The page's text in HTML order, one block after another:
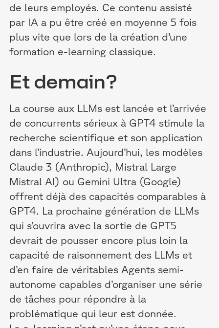
de leurs employés. Ce contenu assisté
par IA a pu être créé en moyenne 5 fois
plus vite que lors de la création d’une
formation e-learning classique.
Et demain ?
La course aux LLMs est lancée et l’arrivée
de concurrents sérieux à GPT4 stimule la
recherche scientifique et son application
dans l’industrie. Aujourd’hui, les modèles
Claude 3 (Anthropic), Mistral Large
Mistral AI) ou Gemini Ultra (Google)
offrent déjà des capacités comparables à
GPT4. La prochaine génération de LLMs
qui s’ouvrira avec la sortie de GPT5
devrait de pousser encore plus loin la
capacité de raisonnement des LLMs et
d’en faire de véritables Agents semi-
autonome capables d’organiser une série
de tâches pour répondre à la
problématique qui leur est donnée.